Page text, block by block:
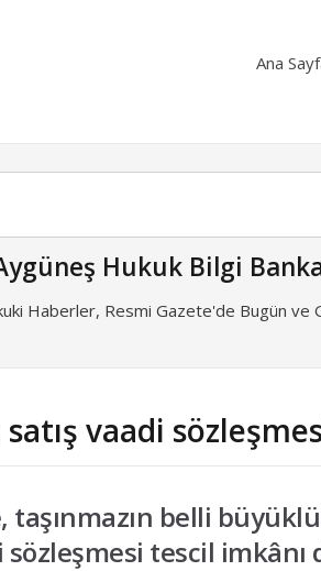
Ana
Hukuk Bilgi
Haberler, Resmi Gazete'de Bugün ve
vaadi
taşınmazın belli
tescil imkânı